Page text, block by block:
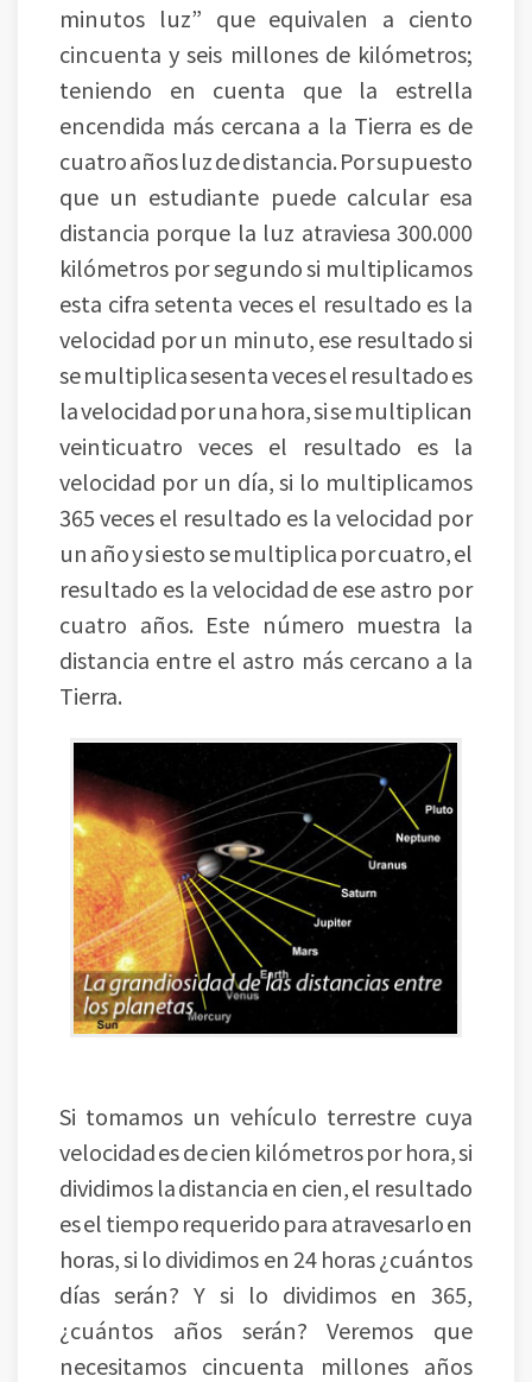
minutos luz” que equivalen a ciento
cincuenta y seis millones de kilómetros;
teniendo en cuenta que la estrella
encendida más cercana a la Tierra es de
cuatro años luz de distancia. Por supuesto
que un estudiante puede calcular esa
distancia porque la luz atraviesa 300.000
kilómetros por segundo si multiplicamos
esta cifra setenta veces el resultado es la
velocidad por un minuto, ese resultado si
se multiplica sesenta veces el resultado es
la velocidad por una hora, si se multiplican
veinticuatro veces el resultado es la
velocidad por un día, si lo multiplicamos
365 veces el resultado es la velocidad por
un año y si esto se multiplica por cuatro, el
resultado es la velocidad de ese astro por
cuatro años. Este número muestra la
distancia entre el astro más cercano a la
Tierra.
Si tomamos un vehículo terrestre cuya
velocidad es de cien kilómetros por hora, si
dividimos la distancia en cien, el resultado
es el tiempo requerido para atravesarlo en
horas, si lo dividimos en 24 horas ¿cuántos
días serán? Y si lo dividimos en 365,
¿cuántos años serán? Veremos que
necesitamos cincuenta millones años